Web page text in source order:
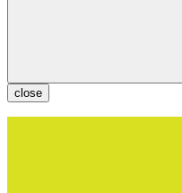
close